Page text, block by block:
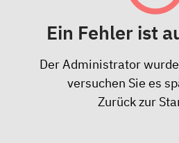
Ein Fehler ist
Der Administrator
versuchen Sie es
Zurück zur